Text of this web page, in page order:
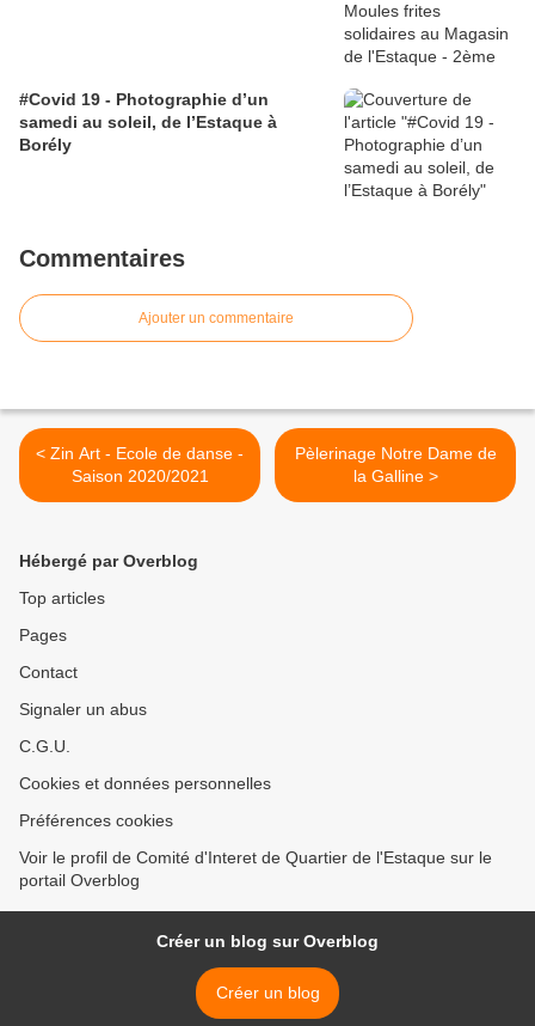
#Covid 19 - Photographie d’un
samedi au soleil, de l’Estaque à
Borély
Commentaires
Ajouter un commentaire
< Zin Art - Ecole de danse -
Saison 2020/2021
Pèlerinage Notre Dame de
la Galline >
Hébergé par Overblog
Top articles
Pages
Contact
Signaler un abus
C.G.U.
Cookies et données personnelles
Préférences cookies
Voir le profil de Comité d'Interet de Quartier de l'Estaque sur le
portail Overblog
Créer un blog sur Overblog
Créer un blog